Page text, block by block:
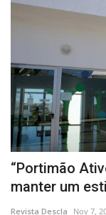
“Portimão
manter um
Revista Descla Nov 7,